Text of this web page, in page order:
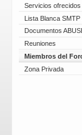
Servicios ofrecidos
Lista Blanca SMTP
Documentos
Reuniones
Miembros del
Zona Privada